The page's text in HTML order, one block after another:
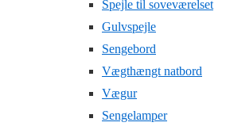
Spejle til soveværelset
Gulvspejle
Sengebord
Vægthængt natbord
Vægur
Sengelamper